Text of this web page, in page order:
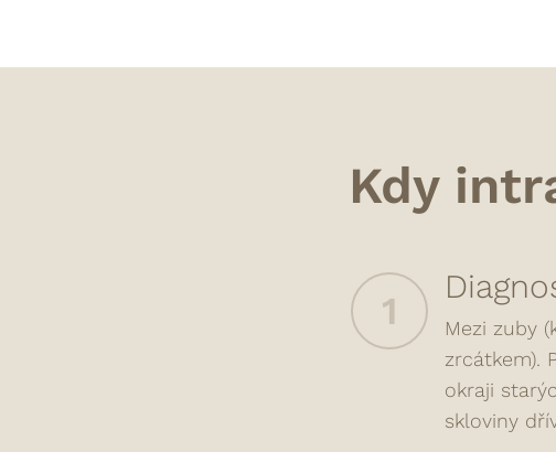
Kdy
1
Mezi zuby
zrcátkem).
okraji
skloviny